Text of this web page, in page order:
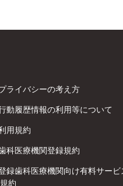
ライバシーの考え方
動履歴情報の利用等について
用規約
科医療機関登録規約
録歯科医療機関向け有料サービ
約